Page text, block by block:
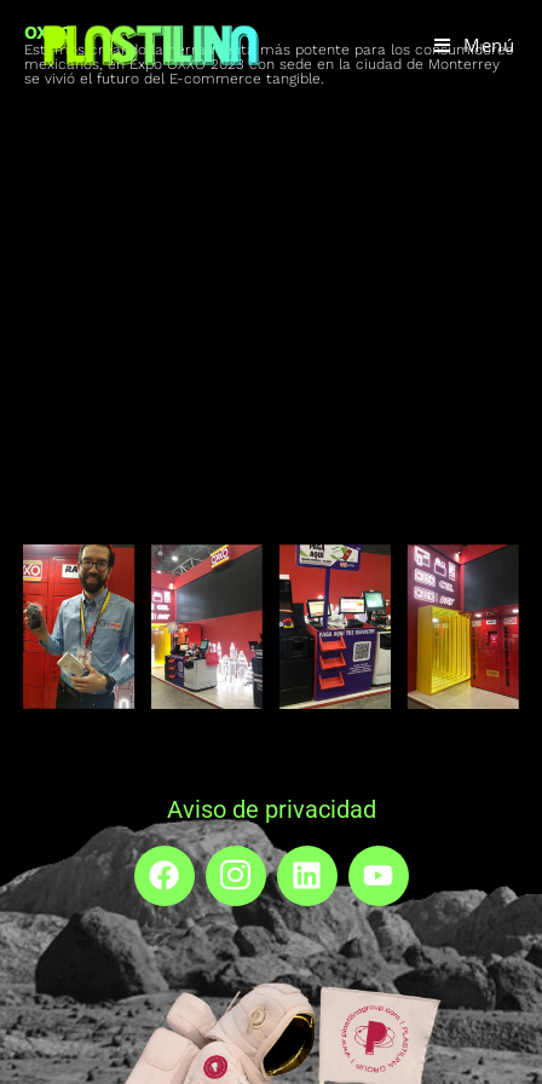
Menú
OXXO
Estamos creando la herramienta más potente para los consumidores
mexicanos, en Expo OXXO 2023 con sede en la ciudad de Monterrey
se vivió el futuro del E-commerce tangible.
Aviso de privacidad